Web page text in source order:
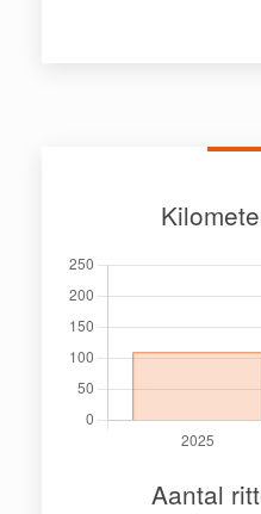
Aantal